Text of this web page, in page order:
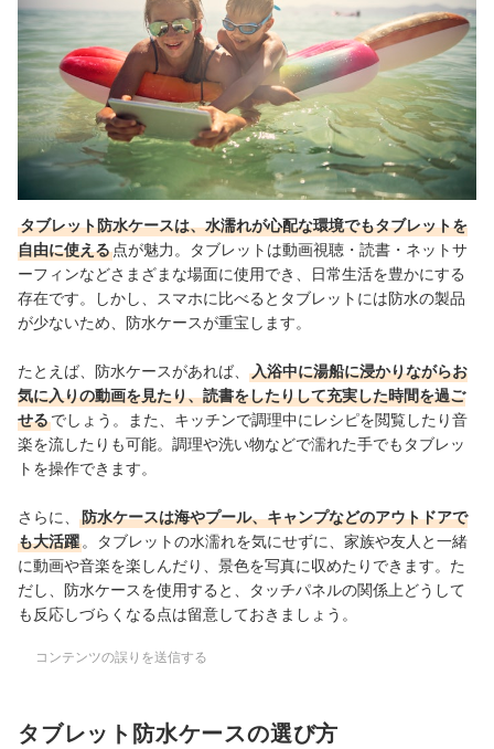
タブレット防水ケースの売れ筋ランキングもチェック！
タブレット防水ケースは、水濡れが心配な環境でもタブレットを
自由に使える 点が魅力。
タブレットは動画視聴・読書・ネットサ
ーフィンなどさまざまな場面に使用でき、日常生活を豊かにする
存在です。しかし、スマホに比べるとタブレットには防水の製品
が少ないため、防水ケースが重宝します。
たとえば、防水ケースがあれば、
入浴中に湯船に浸かりながらお
気に入りの動画を見たり、読書をしたりして充実した時間を過ご
せるでしょう。
また、キッチンで調理中にレシピを閲覧したり音
楽を流したりも可能。 調理や洗い物などで濡れた手でもタブレッ
トを操作できます。
さらに、
防水ケースは海やプール、キャンプなどのアウトドアで
も大活躍 。タブレットの水濡れを気にせずに、家族や友人と一緒
に動画や音楽を楽しんだり、景色を写真に収めたりできます。た
だし、防水ケースを使用すると、タッチパネルの関係上どうして
も反応しづらくなる点は留意しておきましょう。
コンテンツの誤りを送信する
タブレット防水ケースの選び方